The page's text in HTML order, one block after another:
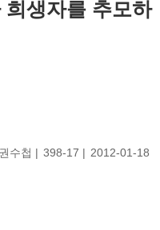
생자를 추모하
수첩 398-17 2012-01-18